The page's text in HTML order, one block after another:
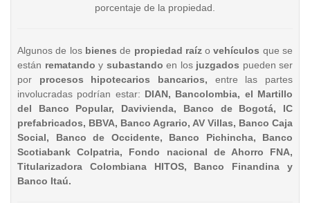
porcentaje de la propiedad.
Algunos de los bienesde propiedad raízo vehículos que se
están rematando y subastando en los juzgados pueden ser
por procesos hipotecarios bancarios, entre las partes
involucradas podrían estar: DIAN, Bancolombia, el Martillo
del Banco Popular, Davivienda, Banco de Bogotá, IC
prefabricados, BBVA, Banco Agrario, AV Villas, Banco Caja
Social, Banco de Occidente, Banco Pichincha, Banco
Scotiabank Colpatria, Fondo nacional de Ahorro FNA,
Titularizadora Colombiana HITOS, Banco Finandina y
Banco Itaú.